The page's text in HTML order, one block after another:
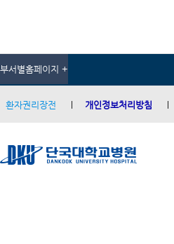
부서별홈페이지 +
환자권리장전 개인정보처리방침